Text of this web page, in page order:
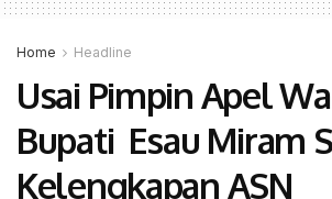
Home Headline
Usai Pimpin Apel
Bupati Esau Miram
Kelengkapan ASN